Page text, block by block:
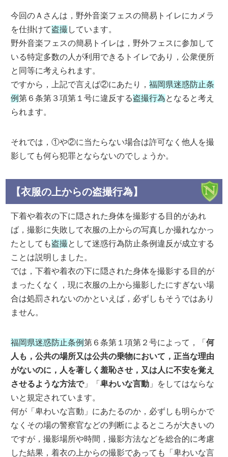
今回のＡさんは，野外音楽フェスの簡易トイレにカメラ
を仕掛けて盗撮 しています。
野外音楽フェスの簡易トイレは，野外フェスに参加して
いる特定多数の人が利用できるトイレであり，公衆便所
と同等に考えられます。
ですから，上記で言えば②にあたり，福岡県迷惑防止条
例第６条第３項第１号に違反する盗撮行為となると考え
られます。
それでは，①や②に当たらない場合は許可なく他人を撮
影しても何ら犯罪とならないのでしょうか。
【衣服の上からの盗撮行為】
下着や着衣の下に隠された身体を撮影する目的があれ
ば，撮影に失敗して衣服の上からの写真しか撮れなかっ
たとしても盗撮として迷惑行為防止条例違反が成立する
ことは説明しました。
では，下着や着衣の下に隠された身体を撮影する目的が
まったくなく，現に衣服の上から撮影したにすぎない場
合は処罰されないのかといえば，必ずしもそうではあり
ません。
福岡県迷惑防止条例第６条第１項第２号によって，「何
人も，公共の場所又は公共の乗物において，正当な理由
がないのに，人を著しく羞恥させ，又は人に不安を覚え
させるような方法で」「卑わいな言動 」をしてはならな
いと規定されています。
何が「卑わいな言動」にあたるのか，必ずしも明らかで
なくその場の警察官などの判断によるところが大きいの
ですが，撮影場所や時間，撮影方法などを総合的に考慮
した結果，着衣の上からの撮影であっても「卑わいな言